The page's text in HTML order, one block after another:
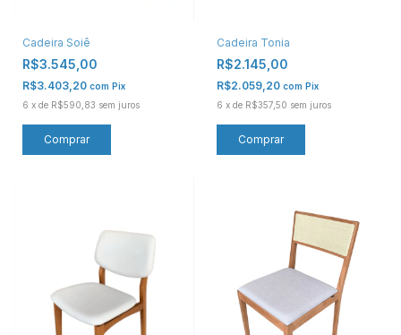
Cadeira Soiê
R$3.545,00
R$3.403,20 com Pix
6 x de R$590,83 sem juros
Comprar
Cadeira Tonia
R$2.145,00
R$2.059,20 com Pix
6 x de R$357,50 sem juros
Comprar